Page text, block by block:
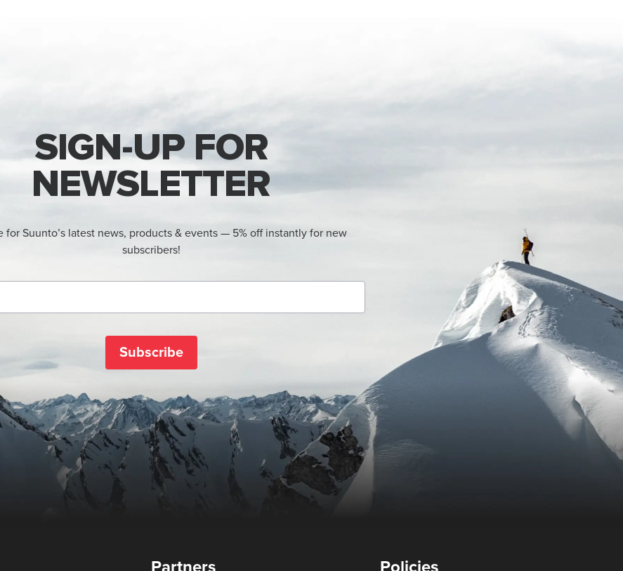
SIGN-UP FOR
NEWSLETTER
for Suunto’s latest news, products & events — 5% off instantly for new
subscribers!
Subscribe
Partners Policies